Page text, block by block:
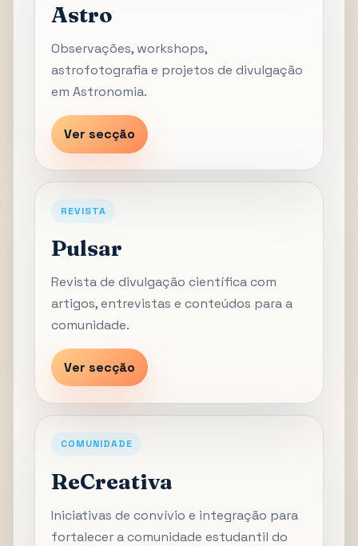
Astro
Observações, workshops,
astrofotografia e projetos de divulgação
em Astronomia.
Ver secção
REVISTA
Pulsar
Revista de divulgação científica com
artigos, entrevistas e conteúdos para a
comunidade.
Ver secção
COMUNIDADE
ReCreativa
Iniciativas de convívio e integração para
fortalecer a comunidade estudantil do